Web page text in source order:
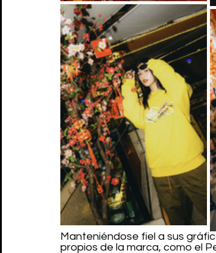
Manteniéndose fiel a sus
propios de la marca, como el